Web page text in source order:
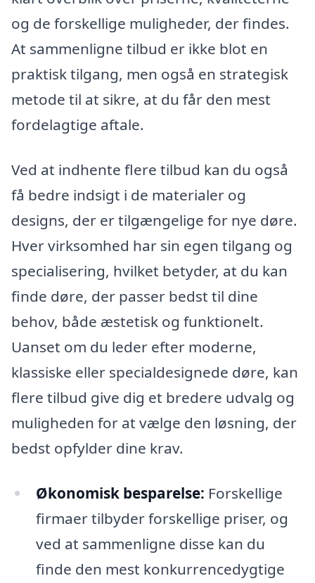
og de forskellige muligheder, der findes.
At sammenligne tilbud er ikke blot en
praktisk tilgang, men også en strategisk
metode til at sikre, at du får den mest
fordelagtige aftale.
Ved at indhente flere tilbud kan du også
få bedre indsigt i de materialer og
designs, der er tilgængelige for nye døre.
Hver virksomhed har sin egen tilgang og
specialisering, hvilket betyder, at du kan
finde døre, der passer bedst til dine
behov, både æstetisk og funktionelt.
Uanset om du leder efter moderne,
klassiske eller specialdesignede døre, kan
flere tilbud give dig et bredere udvalg og
muligheden for at vælge den løsning, der
bedst opfylder dine krav.
Økonomisk besparelse: Forskellige
firmaer tilbyder forskellige priser, og
ved at sammenligne disse kan du
finde den mest konkurrencedygtige